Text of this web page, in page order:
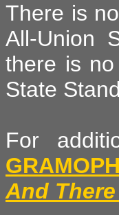
There is
All-Union
there is
State
For
And There